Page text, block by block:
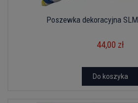
Poszewka dekoracyjna
44,00 zł
Do koszyka